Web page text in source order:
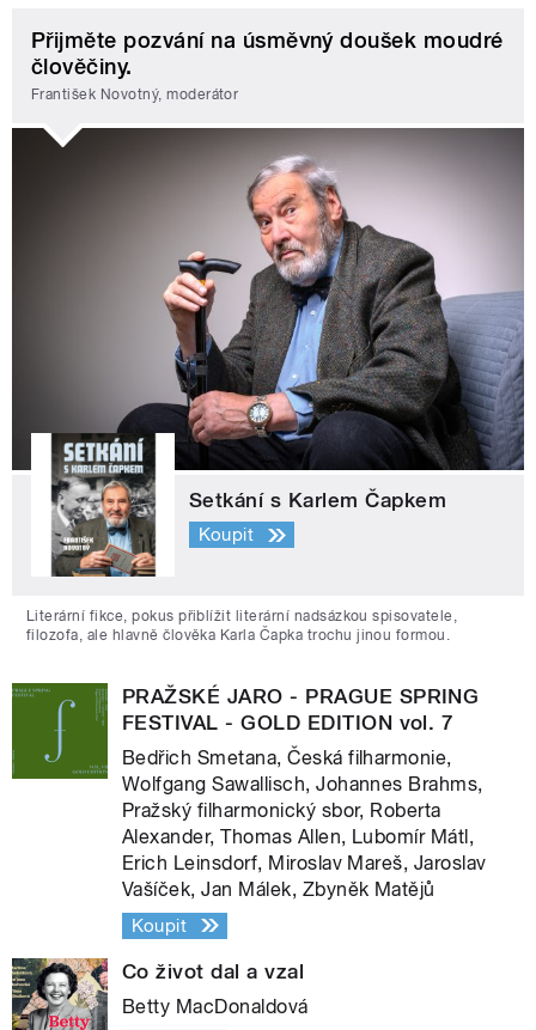
Přijměte pozvání na úsměvný doušek moudré
člověčiny.
František Novotný, moderátor
Setkání s Karlem Čapkem
Koupit
Literární fikce, pokus přiblížit literární nadsázkou spisovatele,
filozofa, ale hlavně člověka Karla Čapka trochu jinou formou.
PRAŽSKÉ JARO - PRAGUE SPRING
FESTIVAL - GOLD EDITION vol. 7
Bedřich Smetana, Česká filharmonie,
Wolfgang Sawallisch, Johannes Brahms,
Pražský filharmonický sbor, Roberta
Alexander, Thomas Allen, Lubomír Mátl,
Erich Leinsdorf, Miroslav Mareš, Jaroslav
Vašíček, Jan Málek, Zbyněk Matějů
Koupit
Co život dal a vzal
Betty MacDonaldová